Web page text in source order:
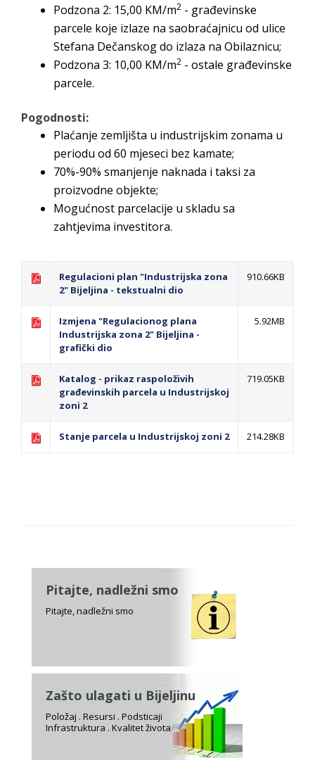
Podzona 2: 15,00 KM/m2 - građevinske
parcele koje izlaze na saobraćajnicu od ulice
Stefana Dečanskog do izlaza na Obilaznicu;
Podzona 3: 10,00 KM/m2 - ostale građevinske
parcele.
Pogodnosti:
Plaćanje zemljišta u industrijskim zonama u
periodu od 60 mjeseci bez kamate;
70%-90% smanjenje naknada i taksi za
proizvodne objekte;
Mogućnost parcelacije u skladu sa
zahtjevima investitora.
Regulacioni plan "Industrijska zona
2" Bijeljina - tekstualni dio
910.66KB
Izmjena "Regulacionog plana
Industrijska zona 2" Bijeljina -
grafički dio
5.92MB
Katalog - prikaz raspoloživih
građevinskih parcela u Industrijskoj
zoni 2
719.05KB
Stanje parcela u Industrijskoj zoni 2 214.28KB
Pitajte, nadležni smo
Pitajte, nadležni smo
Zašto ulagati u Bijeljinu
Položaj . Resursi . Podsticaji
Infrastruktura . Kvalitet života